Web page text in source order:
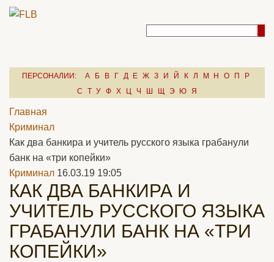
ПЕРСОНАЛИИ: А Б В Г Д Е Ж З И Й К Л М Н О П
Р
С
Т У Ф Х Ц Ч Ш Щ Э Ю Я
Главная
Криминал
Как два банкира и учитель русского языка грабанули
банк на «три копейки»
Криминал 16.03.19 19:05
КАК ДВА БАНКИРА И
УЧИТЕЛЬ РУССКОГО ЯЗЫКА
ГРАБАНУЛИ БАНК НА «ТРИ
КОПЕЙКИ»